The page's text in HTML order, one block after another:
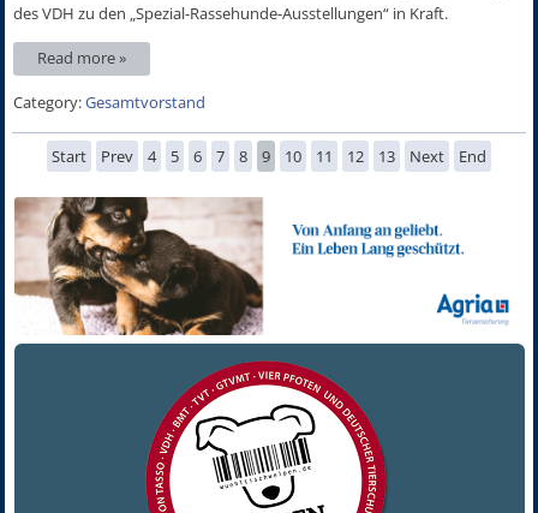
des VDH zu den „Spezial-Rassehunde-Ausstellungen“ in Kraft.
Read more »
Category:Gesamtvorstand
Start Prev 4 5 6 7 8 9 10 11 12 13 Next End